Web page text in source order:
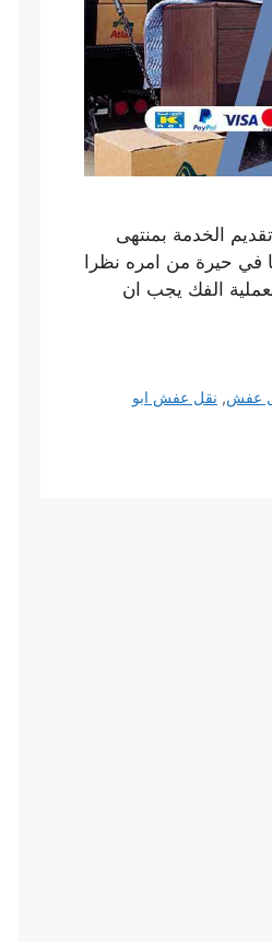
الخدمة بمنتهى
في حيرة من امره نظرا
لعملية الفك يجب ان
عفش, نقل عفش ابو